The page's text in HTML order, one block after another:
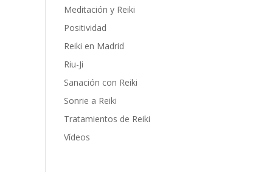
Meditación y Reiki
Positividad
Reiki en Madrid
Riu-Ji
Sanación con Reiki
Sonrie a Reiki
Tratamientos de Reiki
Vídeos